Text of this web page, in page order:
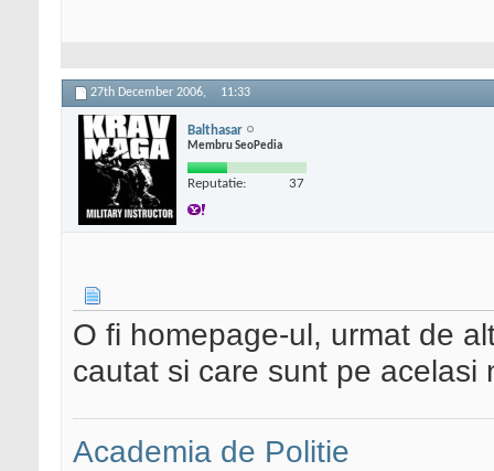
27th December 2006, 11:33
Balthasar
Membru SeoPedia
Reputatie: 37
O fi homepage-ul, urmat de
cautat si care sunt pe acelasi
Academia de Politie